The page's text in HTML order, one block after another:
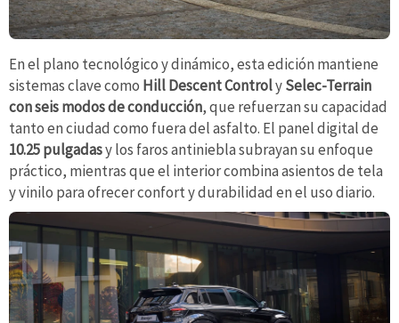
En el plano tecnológico y dinámico, esta edición mantiene
sistemas clave como Hill Descent ControlySelec-Terrain
con seis modos de conducción, que refuerzan su capacidad
tanto en ciudad como fuera del asfalto. El panel digital de
10.25 pulgadasy los faros antiniebla subrayan su enfoque
práctico, mientras que el interior combina asientos de tela
y vinilo para ofrecer confort y durabilidad en el uso diario.